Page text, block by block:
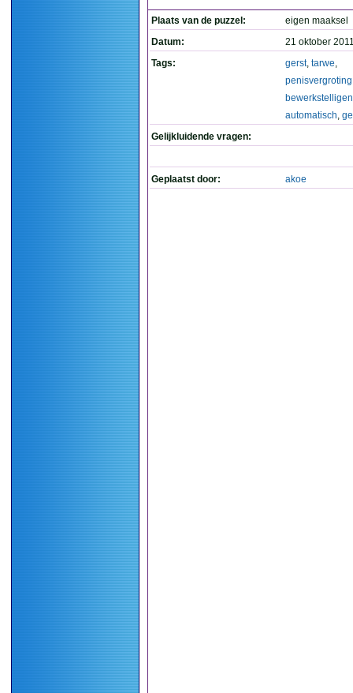
Plaats van de puzzel:
eigen maaksel
Datum:
21 oktober
Tags:
gerst, tarwe,
penisvergroting
bewerkstelligen
automatisch,
Gelijkluidende vragen:
Geplaatst door: akoe